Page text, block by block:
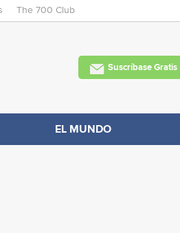
Skip
The 700 Club
Suscríbase Gratis
EL MUNDO